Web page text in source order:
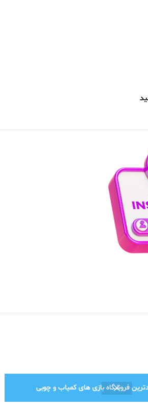
فروشگاه بازی های کمیاب و چوبی